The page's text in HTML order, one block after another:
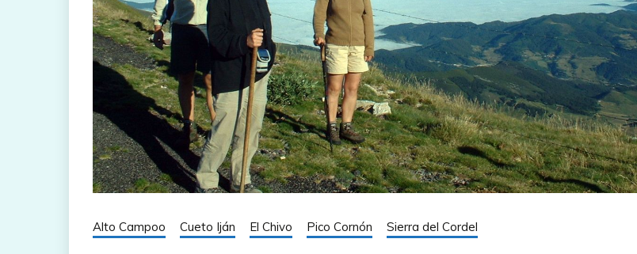
Alto Campoo Cueto Iján El Chivo Pico Cornón Sierra del Cordel